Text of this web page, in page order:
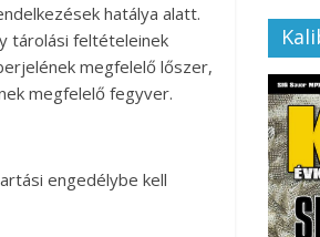
hatálya alatt.
tárolási feltételeinek
megfelelő lőszer,
megfelelő fegyver.
engedélybe kell